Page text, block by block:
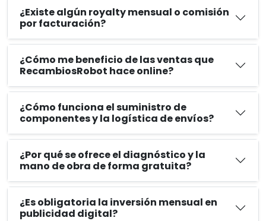
¿Existe algún royalty mensual o comisión
por facturación?
¿Cómo me beneficio de las ventas que
RecambiosRobot hace online?
¿Cómo funciona el suministro de
componentes y la logística de envíos?
¿Por qué se ofrece el diagnóstico y la
mano de obra de forma gratuita?
¿Es obligatoria la inversión mensual en
publicidad digital?